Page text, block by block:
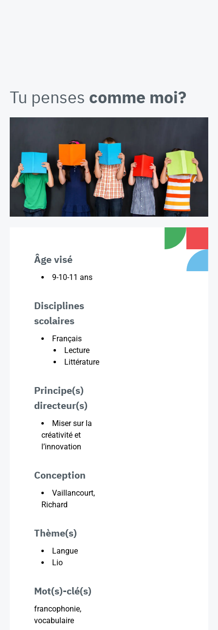
Tu penses comme moi?
Âge visé
9-10-11 ans
Disciplines
scolaires
Français
Lecture
Littérature
Principe(s)
directeur(s)
Miser sur la
créativité et
l’innovation
Conception
Vaillancourt,
Richard
Thème(s)
Langue
Lio
Mot(s)-clé(s)
francophonie,
vocabulaire